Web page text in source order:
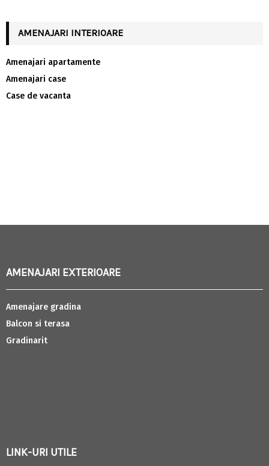
AMENAJARI INTERIOARE
Amenajari apartamente
Amenajari case
Case de vacanta
AMENAJARI EXTERIOARE
Amenajare gradina
Balcon si terasa
Gradinarit
LINK-URI UTILE